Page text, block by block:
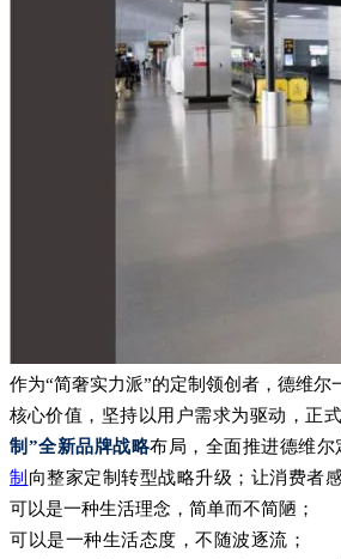
作为“简奢实力派”的定制领创者，德维尔
核心价值，坚持以用户需求为驱动，正式
制”全新品牌战略布局，全面推进德维尔
制 向整家定制转型战略升级；让消费者
可以是一种生活理念，简单而不简陋；
可以是一种生活态度，不随波逐流；